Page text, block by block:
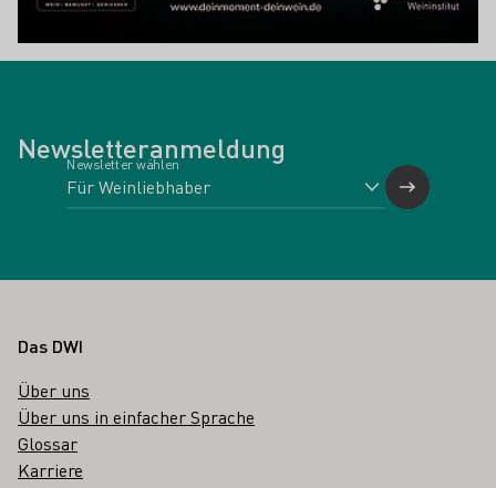
Newsletteranmeldung
Newsletter wählen
Fußbereich
Das DWI
Über uns
Über uns in einfacher Sprache
Glossar
Karriere